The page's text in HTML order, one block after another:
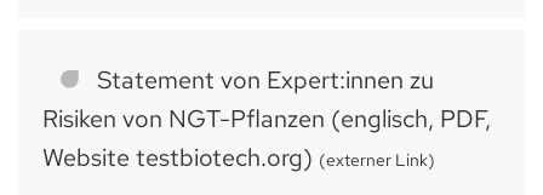
Statement von Expert:innen zu
Risiken von NGT-Pflanzen (englisch, PDF,
Website testbiotech.org) (externer Link)